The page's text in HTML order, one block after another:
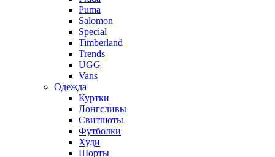
Puma
Salomon
Special
Timberland
Trends
UGG
Vans
Одежда
Куртки
Лонгсливы
Свитшоты
Футболки
Худи
Шорты